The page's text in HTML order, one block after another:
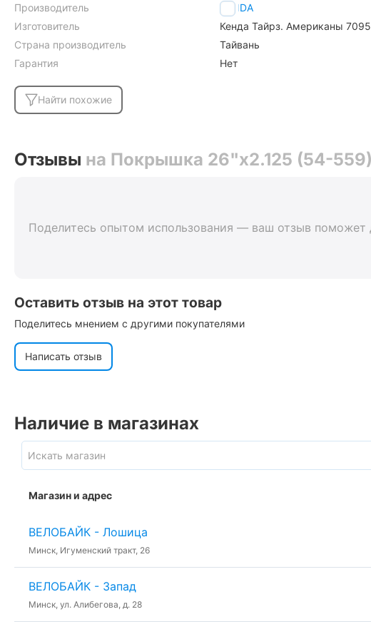
Производитель
KENDA
Изготовитель
Кенда Тайрз. Американы
Страна производитель
Тайвань
Гарантия
Нет
Найти похожие
Отзывы на Покрышка 26"x2.125 (54-
Поделитесь опытом использования — ваш отзыв поможет
Оставить отзыв на этот товар
Поделитесь мнением с другими покупателями
Написать отзыв
Наличие в магазинах
Магазин и адрес
ВЕЛОБАЙК - Лошица
Минск, Игуменский тракт, 26
ВЕЛОБАЙК - Запад
Минск, ул. Алибегова, д. 28